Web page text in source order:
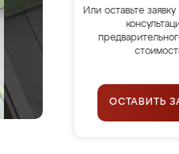
Или оставьте
ОСТАВИТЬ